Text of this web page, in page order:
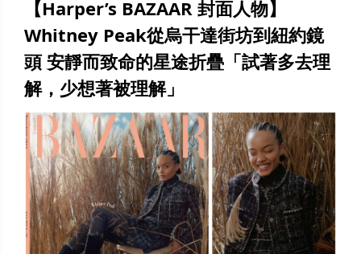
【Harper’s BAZAAR 封面人物】
Whitney Peak從烏干達街坊到紐約鏡
頭 安靜而致命的星途折疊「試著多去理
解，少想著被理解」